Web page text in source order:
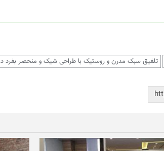
تلفیق سبک مدرن و روستیک با طراحی شیک و منحصر بفرد